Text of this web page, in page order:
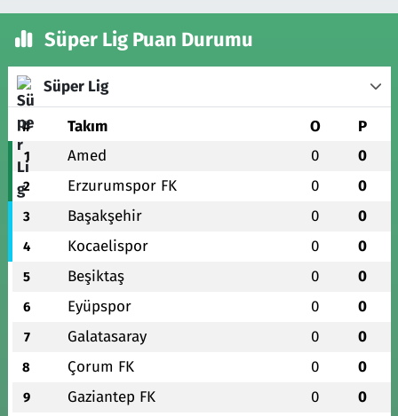
Süper Lig Puan Durumu
Süper Lig
# Takım O P
1 Amed 0 0
2 Erzurumspor FK 0 0
3 Başakşehir 0 0
4 Kocaelispor 0 0
5 Beşiktaş 0 0
6 Eyüpspor 0 0
7 Galatasaray 0 0
8 Çorum FK 0 0
9 Gaziantep FK 0 0